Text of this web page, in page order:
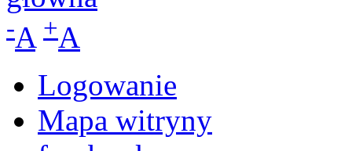
-A +A
Logowanie
Mapa witryny